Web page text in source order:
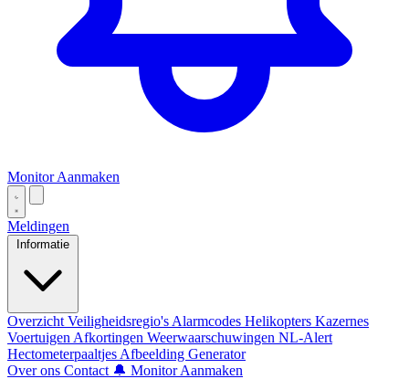
Monitor Aanmaken
Meldingen
Informatie
Overzicht Veiligheidsregio's Alarmcodes Helikopters Kazernes
Voertuigen Afkortingen Weerwaarschuwingen NL-Alert
Hectometerpaaltjes Afbeelding Generator
Over ons Contact 🔔 Monitor Aanmaken